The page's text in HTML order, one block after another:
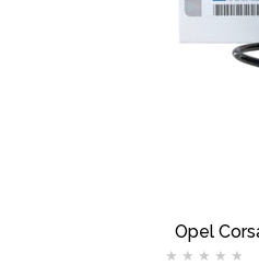
Opel
★ ★ ★ ★ ★